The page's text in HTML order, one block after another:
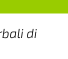
di